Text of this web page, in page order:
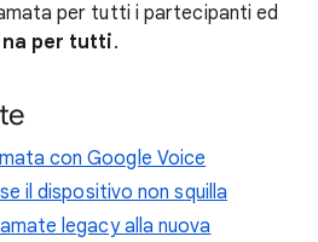
per tutti i partecipanti ed
per tutti.
con Google Voice
il dispositivo non squilla
legacy alla nuova